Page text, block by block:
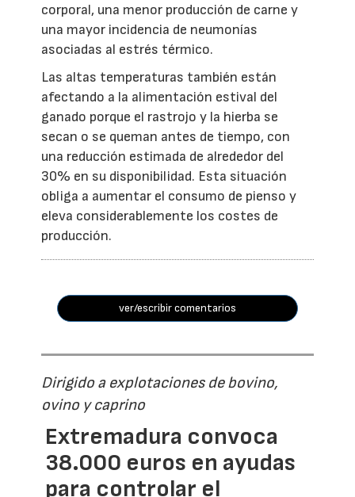
corporal, una menor producción de carne y
una mayor incidencia de neumonías
asociadas al estrés térmico.
Las altas temperaturas también están
afectando a la alimentación estival del
ganado porque el rastrojo y la hierba se
secan o se queman antes de tiempo, con
una reducción estimada de alrededor del
30% en su disponibilidad. Esta situación
obliga a aumentar el consumo de pienso y
eleva considerablemente los costes de
producción.
ver/escribir comentarios
Dirigido a explotaciones de bovino,
ovino y caprino
Extremadura convoca
38.000 euros en ayudas
para controlar el